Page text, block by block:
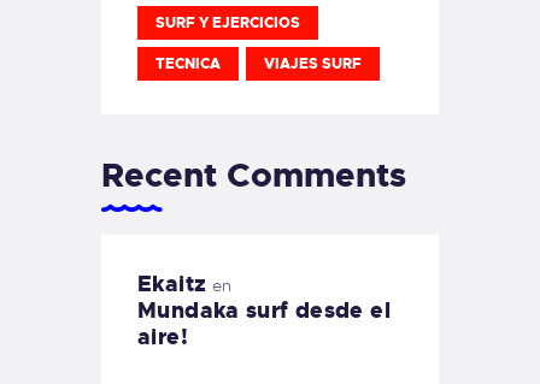
SURF Y EJERCICIOS
TECNICA VIAJES SURF
Recent Comments
Ekaitz en
Mundaka surf desde el
aire!